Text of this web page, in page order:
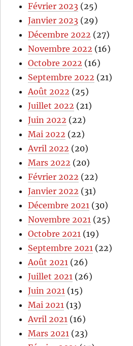
Février 2023 (25)
Janvier 2023 (29)
Décembre 2022 (27)
Novembre 2022 (16)
Octobre 2022 (16)
Septembre 2022 (21)
Août 2022 (25)
Juillet 2022 (21)
Juin 2022 (22)
Mai 2022 (22)
Avril 2022 (20)
Mars 2022 (20)
Février 2022 (22)
Janvier 2022 (31)
Décembre 2021 (30)
Novembre 2021 (25)
Octobre 2021 (19)
Septembre 2021 (22)
Août 2021 (26)
Juillet 2021 (26)
Juin 2021 (15)
Mai 2021 (13)
Avril 2021 (16)
Mars 2021 (23)